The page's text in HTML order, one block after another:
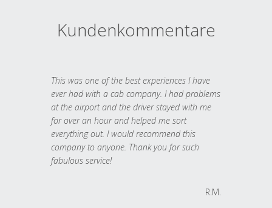
Kundenkommentare
This was one of the best experiences I have
ever had with a cab company. I had problems
at the airport and the driver stayed with me
for over an hour and helped me sort
everything out. I would recommend this
company to anyone. Thank you for such
fabulous service!
R.M.